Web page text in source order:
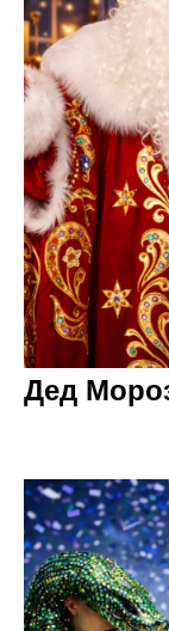
Дед